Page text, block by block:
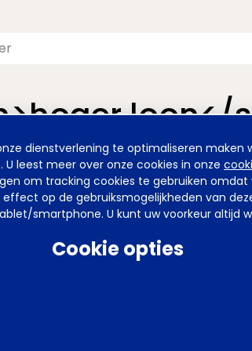
dienstverlening te optimaliseren maken
leest meer over onze cookies in onze
om tracking cookies te gebruiken omdat
op de gebruiksmogelijkheden van
smartphone. U kunt uw voorkeur altijd
Cookie opties
loon</
van de Cao-kijker. De vormgeving is
Tel 070 850 86 00Mail